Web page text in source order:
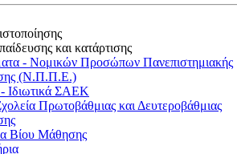
και κατάρτισης
- Νομικών Προσώπων Πανεπιστημιακής
(Ν.Π.Π.Ε.)
Ιδιωτικά ΣΑΕΚ
Πρωτοβάθμιας και Δευτεροβάθμιας
Βίου Μάθησης